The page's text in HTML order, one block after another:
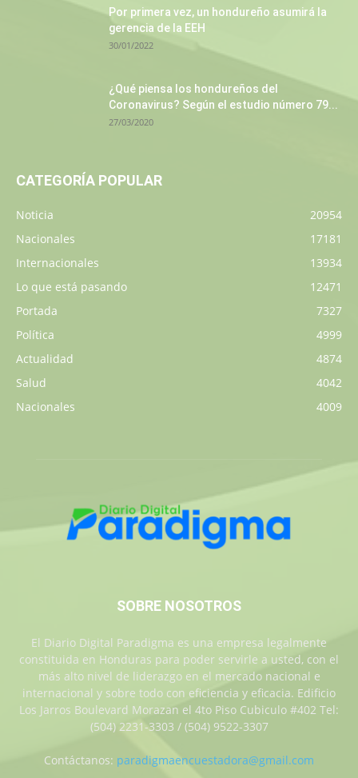
Por primera vez, un hondureño asumirá la
gerencia de la EEH
30/01/2022
¿Qué piensa los hondureños del
Coronavirus? Según el estudio número 79...
27/03/2020
CATEGORÍA POPULAR
Noticia
20954
Nacionales
17181
Internacionales
13934
Lo que está pasando
12471
Portada
7327
Política
4999
Actualidad
4874
Salud
4042
Nacionales
4009
SOBRE NOSOTROS
El Diario Digital Paradigma es una empresa legalmente
constituida en Honduras para poder servirle a usted, con el
más alto nivel de liderazgo en el mercado nacional e
internacional y sobre todo con eficiencia y eficacia. Edificio
Los Jarros Boulevard Morazan el 4to Piso Cubiculo #402 Tel:
(504) 2231-3303 / (504) 9522-3307
Contáctanos: paradigmaencuestadora@gmail.com